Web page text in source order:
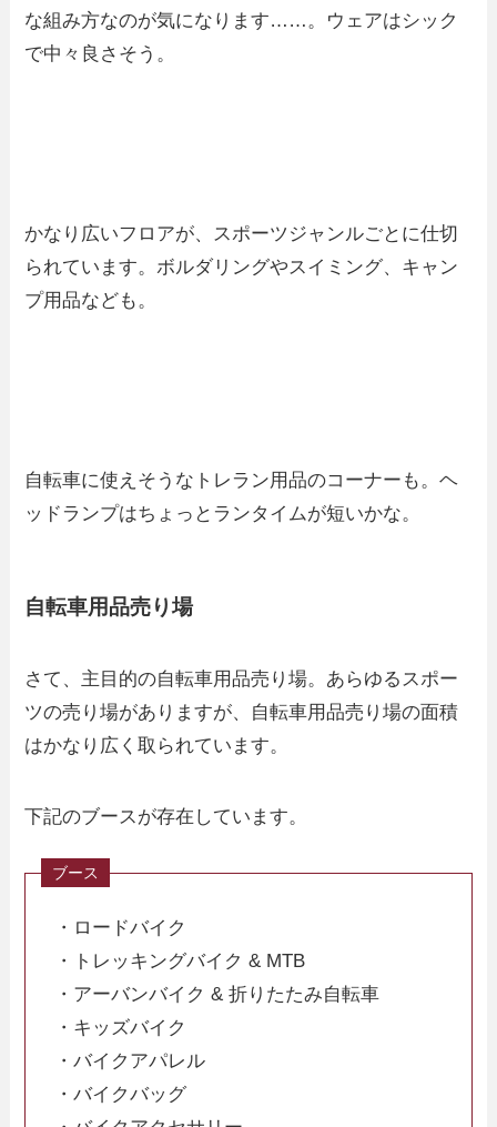
な組み方なのが気になります……。ウェアはシック
で中々良さそう。
かなり広いフロアが、スポーツジャンルごとに仕切
られています。ボルダリングやスイミング、キャン
プ用品なども。
自転車に使えそうなトレラン用品のコーナーも。ヘ
ッドランプはちょっとランタイムが短いかな。
自転車用品売り場
さて、主目的の自転車用品売り場。あらゆるスポー
ツの売り場がありますが、自転車用品売り場の面積
はかなり広く取られています。
下記のブースが存在しています。
・ロードバイク
・トレッキングバイク & MTB
・アーバンバイク & 折りたたみ自転車
・キッズバイク
・バイクアパレル
・バイクバッグ